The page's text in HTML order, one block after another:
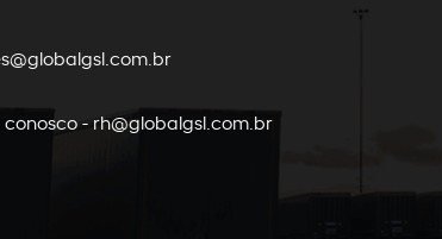
- rh@globalgsl.com.br